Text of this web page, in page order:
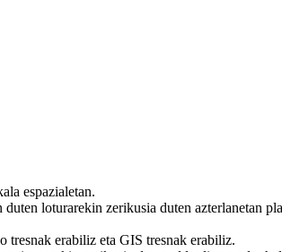
espazialetan.
loturarekin zerikusia duten azterlanetan
tresnak erabiliz eta GIS tresnak erabiliz.